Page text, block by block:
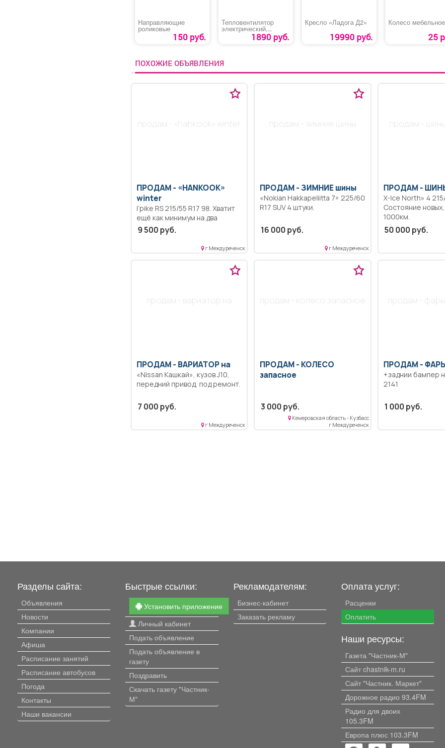
Направляющие
роликовые
150 руб.
Тепловентилятор
электрический
керамический «FHC-
1890 руб.
Кресло «Ладога Д2»
19990 руб.
Колесо мебельное
25
ПОХОЖИЕ ОБЪЯВЛЕНИЯ
продам - «hankook» winter
ПРОДАМ - «HANKOOK»
winter
l’pike RS 215/55 R17 98. Хватит
ещё как минимум на два
сезона!
9 500 руб.
г Междуреченск
продам - зимние шины
ПРОДАМ -ЗИМНИЕ шины
«Nokian Hakkapeliitta 7» 225/60
R17 SUV 4 штуки.
16 000 руб.
г Междуреченск
продам -
ПРОДАМ -
X-Ice North» 4
Состояние
1000км.
50 000 руб.
продам - вариатор на
ПРОДАМ - ВАРИАТОР на
«Nissan Кашкай», кузов J10,
передний привод, под ремонт.
7 000 руб.
г Междуреченск
продам - колесо запасное
ПРОДАМ - КОЛЕСО
запасное
3 000 руб.
Кемеровская область - Кузбасс
г Междуреченск
продам -
ПРОДАМ -
+заднии бампер
2141
1 000 руб.
Разделы сайта:
Объявления
Новости
Компании
Афиша
Расписание занятий
Расписание автобусов
Погода
Контакты
Наши вакансии
Быстрые ссылки:
Установить приложение
Личный кабинет
Подать объявление
Подать объявление в
газету
Поздравить
Скачать газету "Частник-
М"
Рекламодателям:
Бизнес-кабинет
Заказать рекламу
Оплата услуг:
Расценки
Оплатить
Наши ресурсы:
Газета "Частник-М"
Сайт chastnik-m.ru
Сайт "Частник. Маркет"
Дорожное радио 93.4FM
Радио для двоих
105.3FM
Европа плюс 103.3FM